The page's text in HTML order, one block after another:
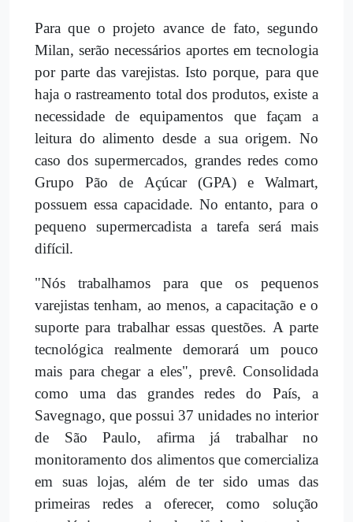
Para que o projeto avance de fato, segundo
Milan, serão necessários aportes em tecnologia
por parte das varejistas. Isto porque, para que
haja o rastreamento total dos produtos, existe a
necessidade de equipamentos que façam a
leitura do alimento desde a sua origem. No
caso dos supermercados, grandes redes como
Grupo Pão de Açúcar (GPA) e Walmart,
possuem essa capacidade. No entanto, para o
pequeno supermercadista a tarefa será mais
difícil.
"Nós trabalhamos para que os pequenos
varejistas tenham, ao menos, a capacitação e o
suporte para trabalhar essas questões. A parte
tecnológica realmente demorará um pouco
mais para chegar a eles", prevê. Consolidada
como uma das grandes redes do País, a
Savegnago, que possui 37 unidades no interior
de São Paulo, afirma já trabalhar no
monitoramento dos alimentos que comercializa
em suas lojas, além de ter sido umas das
primeiras redes a oferecer, como solução